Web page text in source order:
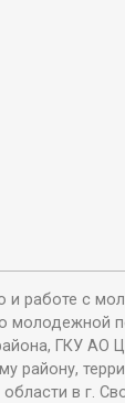
и работе с
ГКУ АО
району,
в г.